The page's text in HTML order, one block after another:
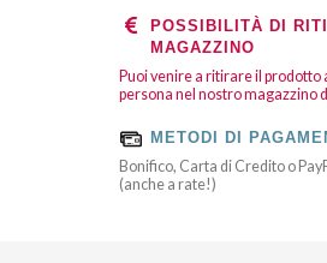
POSSIBILITÀ DI
MAGAZZINO
Puoi venire a ritirare il prodotto
persona nel nostro magazzino
METODI DI
Bonifico, Carta di Credito o
(anche a rate!)